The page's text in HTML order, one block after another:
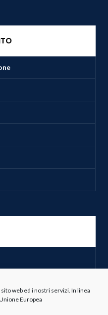
web ed i nostri servizi. In linea
Europea